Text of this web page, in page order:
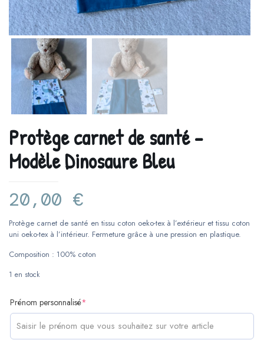
Protège carnet de santé –
Modèle Dinosaure Bleu
20,00 €
Protège carnet de santé en tissu coton oeko-tex à l’extérieur et tissu coton
uni oeko-tex à l’intérieur. Fermeture grâce à une pression en plastique.
Composition : 100% coton
1 en stock
Prénom personnalisé*